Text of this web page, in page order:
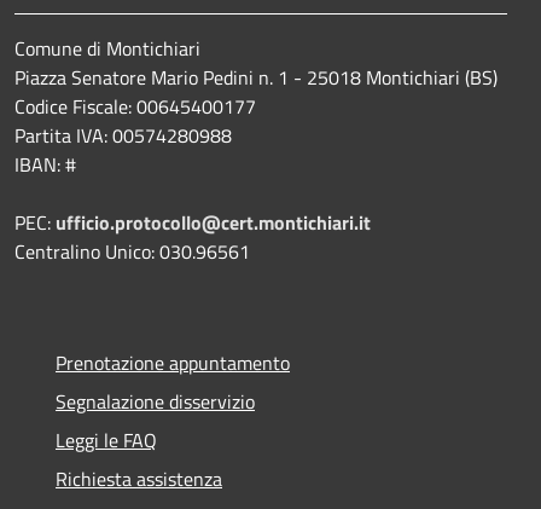
Comune di Montichiari
Piazza Senatore Mario Pedini n. 1 - 25018 Montichiari (BS)
Codice Fiscale: 00645400177
Partita IVA: 00574280988
IBAN: #
PEC: ufficio.protocollo@cert.montichiari.it
Centralino Unico: 030.96561
Prenotazione appuntamento
Segnalazione disservizio
Leggi le FAQ
Richiesta assistenza